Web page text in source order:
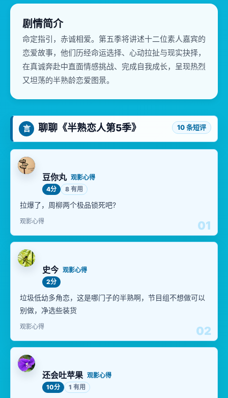
剧情简介
命定指引，赤诚相爱。第五季将讲述十二位素人嘉宾的
恋爱故事，他们历经命运选择、心动拉扯与现实抉择，
在真诚奔赴中直面情感挑战、完成自我成长，呈现热烈
又坦荡的半熟龄恋爱图景。
言 聊聊《半熟恋人第5季》 10 条短评
01
豆你丸 观影心得
4分
8 有用
拉爆了，周柳两个极品锁死吧?
观影心得
02
史今 观影心得
2分
垃圾低幼多角恋，这是哪门子的半熟啊，节目组不想做可以
别做，净选些装货
观影心得
还会吐苹果 观影心得
10分
1 有用